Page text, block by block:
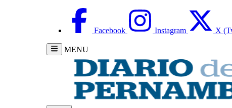
Facebook Instagram X
MENU